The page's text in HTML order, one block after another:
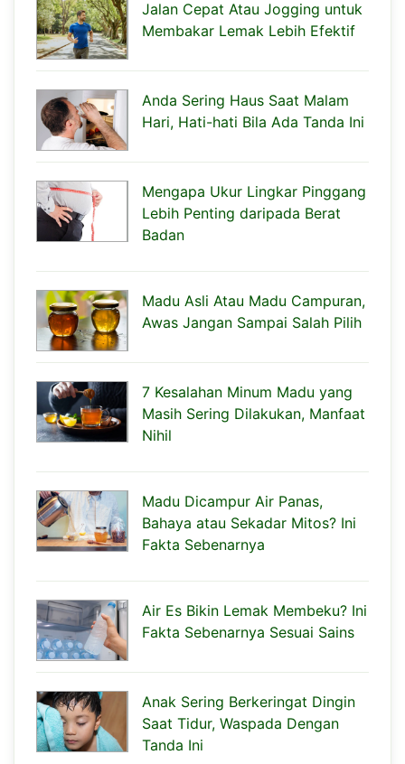
Jalan Cepat Atau Jogging untuk
Membakar Lemak Lebih Efektif
Anda Sering Haus Saat Malam
Hari, Hati-hati Bila Ada Tanda Ini
Mengapa Ukur Lingkar Pinggang
Lebih Penting daripada Berat
Badan
Madu Asli Atau Madu Campuran,
Awas Jangan Sampai Salah Pilih
7 Kesalahan Minum Madu yang
Masih Sering Dilakukan, Manfaat
Nihil
Madu Dicampur Air Panas,
Bahaya atau Sekadar Mitos? Ini
Fakta Sebenarnya
Air Es Bikin Lemak Membeku? Ini
Fakta Sebenarnya Sesuai Sains
Anak Sering Berkeringat Dingin
Saat Tidur, Waspada Dengan
Tanda Ini